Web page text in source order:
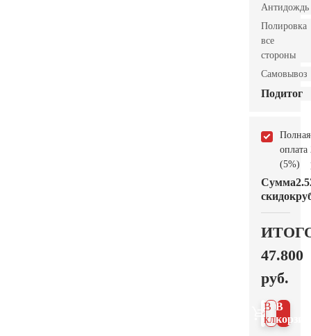
Антидождь
Полировка
все
стороны
Самовывоз
Подитог
Полная
оплата
(5%)
Сумма
скидок
47.800
руб.
В
В 1
клик